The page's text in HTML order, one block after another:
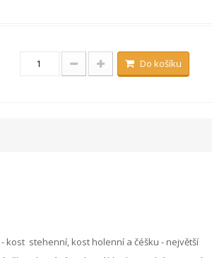
Do košíku
kost stehenní, kost holenní a čéšku - největší